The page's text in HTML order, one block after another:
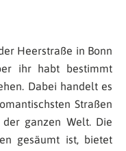
Heerstraße in Bonn
ihr habt bestimmt
Dabei handelt es
Straßen
ganzen Welt. Die
gesäumt ist, bietet